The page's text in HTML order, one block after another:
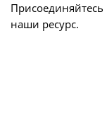
2011-
наши ресурс.